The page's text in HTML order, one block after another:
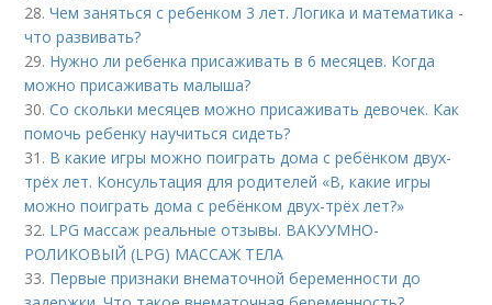
28.Чем заняться с ребенком 3 лет. Логика и математика -
что развивать?
29. Нужно ли ребенка присаживать в 6 месяцев. Когда
можно присаживать малыша?
30.Со скольки месяцев можно присаживать девочек. Как
помочь ребенку научиться сидеть?
31. В какие игры можно поиграть дома с ребёнком двух-
трёх лет. Консультация для родителей «В, какие игры
можно поиграть дома с ребёнком двух-трёх лет?»
32. LPG массаж реальные отзывы. ВАКУУМНО-
РОЛИКОВЫЙ (LPG) МАССАЖ ТЕЛА
33. Первые признаки внематочной беременности до